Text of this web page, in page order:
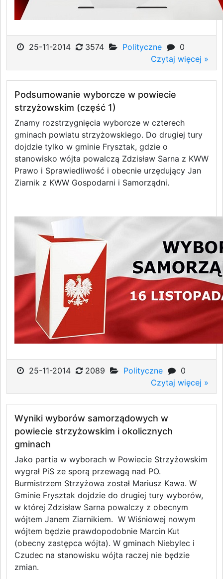
25-11-2014 3574 Polityczne
0
Czytaj więcej »
Podsumowanie wyborcze w powiecie
strzyżowskim (część 1)
Znamy rozstrzygnięcia wyborcze w czterech
gminach powiatu strzyżowskiego. Do drugiej tury
dojdzie tylko w gminie Frysztak, gdzie o
stanowisko wójta powalczą Zdzisław Sarna z KWW
Prawo i Sprawiedliwość i obecnie urzędujący Jan
Ziarnik z KWW Gospodarni i Samorządni.
25-11-2014 2089 Polityczne
0
Czytaj więcej »
Wyniki wyborów samorządowych w
powiecie strzyżowskim i okolicznych
gminach
Jako partia w wyborach w Powiecie Strzyżowskim
wygrał PiS ze sporą przewagą nad PO.
Burmistrzem Strzyżowa został Mariusz Kawa. W
Gminie Frysztak dojdzie do drugiej tury wyborów,
w której Zdzisław Sarna powalczy z obecnym
wójtem Janem Ziarnikiem. W Wiśniowej nowym
wójtem będzie prawdopodobnie Marcin Kut
(obecny zastępca wójta). W gminach Niebylec i
Czudec na stanowisku wójta raczej nie będzie
zmian.